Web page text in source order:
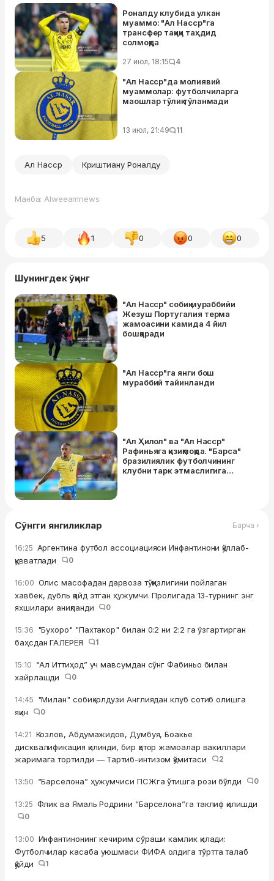
Роналду клубида улкан
муаммо: "Ал Насср"га
трансфер тақиқи таҳдид
солмоқда
27 июл, 18:15 4
"Ал Насср"да молиявий
муаммолар: футболчиларга
маошлар тўлиқ тўланмади
13 июл, 21:49 11
Ал Насср Криштиану Роналду
Манба: Alweeamnews
5 1 0 0 0
Шунингдек ўқинг
"Ал Насср" собиқ мураббийи
Жезуш Португалия терма
жамоасини камида 4 йил
бошқаради
"Ал Насср"га янги бош
мураббий тайинланди
"Ал Ҳилол" ва "Ал Насср"
Рафиньяга қизиқмоқда. "Барса"
бразилиялик футболчининг
клубни тарк этмаслигига
Сўнгги янгиликлар Барча ›
16:25 Аргентина футбол ассоциацияси Инфантинони қўллаб-
қувватлади
0
16:00 Олис масофадан дарвоза тўққизлигини пойлаган
хавбек, дубль қайд этган ҳужумчи. Пролигада 13-турнинг энг
яхшилари аниқланди
0
15:36 "Бухоро" "Пахтакор" билан 0:2 ни 2:2 га ўзгартирган
баҳсдан ГАЛЕРЕЯ
1
15:10 “Ал Иттиҳод” уч мавсумдан сўнг Фабиньо билан
хайрлашди
0
14:45 "Милан" собиқ юлдузи Англиядан клуб сотиб олишга
яқин
0
14:21 Козлов, Абдумажидов, Думбуя, Боакье
дисквалификация қилинди, бир қатор жамоалар вакиллари
жаримага тортилди — Тартиб-интизом қўмитаси
2
13:50 “Барселона” ҳужумчиси ПСЖга ўтишга рози бўлди 0
13:25 Флик ва Ямаль Родрини “Барселона”га таклиф қилишди
0
13:00 Инфантинонинг кечирим сўраши камлик қилади:
Футболчилар касаба уюшмаси ФИФА олдига тўртта талаб
қўйди
1